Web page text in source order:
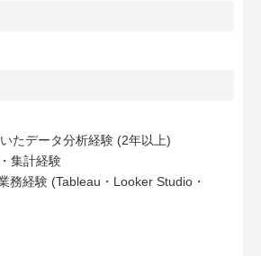
たデータ分析経験 (2年以上)
集計経験
務経験 (Tableau・Looker Studio・